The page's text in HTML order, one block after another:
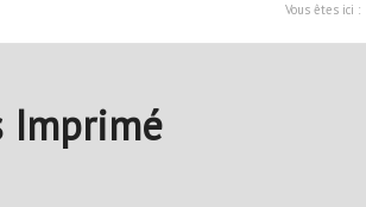
Vous êtes ici :
Imprimé